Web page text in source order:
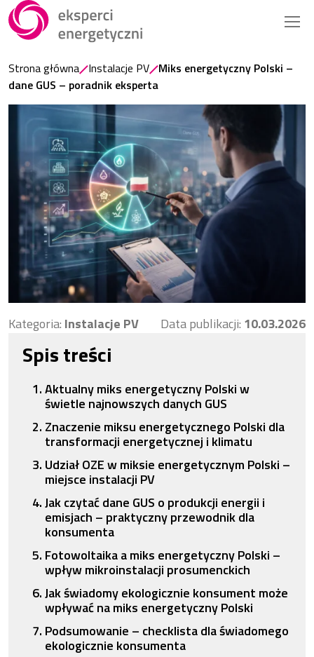
Strona główna Instalacje PV Miks energetyczny Polski –
dane GUS – poradnik eksperta
Kategoria: Instalacje PV Data publikacji: 10.03.2026
Spis treści
Aktualny miks energetyczny Polski w
świetle najnowszych danych GUS
Znaczenie miksu energetycznego Polski dla
transformacji energetycznej i klimatu
Udział OZE w miksie energetycznym Polski –
miejsce instalacji PV
Jak czytać dane GUS o produkcji energii i
emisjach – praktyczny przewodnik dla
konsumenta
Fotowoltaika a miks energetyczny Polski –
wpływ mikroinstalacji prosumenckich
Jak świadomy ekologicznie konsument może
wpływać na miks energetyczny Polski
Podsumowanie – checklista dla świadomego
ekologicznie konsumenta